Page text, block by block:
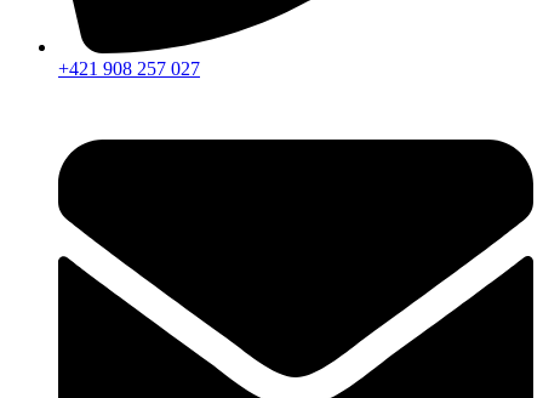
+421 908 257 027